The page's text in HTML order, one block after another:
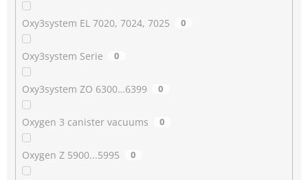
Oxy3system EL 7020, 7024, 7025 0
Oxy3system Serie 0
Oxy3system ZO 6300…6399 0
Oxygen 3 canister vacuums 0
Oxygen Z 5900...5995 0